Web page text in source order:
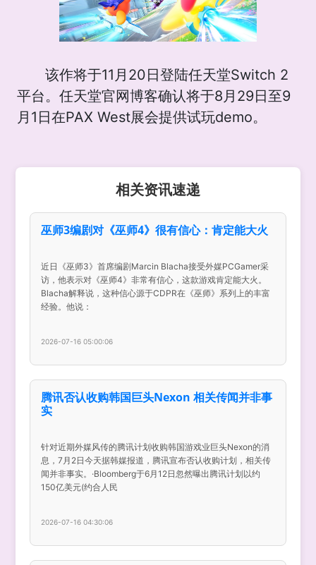
该作将于11月20日登陆任天堂Switch 2
平台。任天堂官网博客确认将于8月29日至9
月1日在PAX West展会提供试玩demo。
相关资讯速递
巫师3编剧对《巫师4》很有信心：肯定能大火
近日《巫师3》首席编剧Marcin Blacha接受外媒PCGamer采
访，他表示对《巫师4》非常有信心，这款游戏肯定能大火。
Blacha解释说，这种信心源于CDPR在《巫师》系列上的丰富
经验。他说：
2026-07-16 05:00:06
腾讯否认收购韩国巨头Nexon 相关传闻并非事
实
针对近期外媒风传的腾讯计划收购韩国游戏业巨头Nexon的消
息，7月2日今天据韩媒报道，腾讯宣布否认收购计划，相关传
闻并非事实。·Bloomberg于6月12日忽然曝出腾讯计划以约
150亿美元(约合人民
2026-07-16 04:30:06